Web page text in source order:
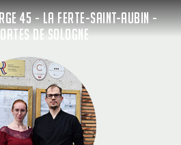
45 - LA FERTE-SAINT-AUBIN -
DE SOLOGNE